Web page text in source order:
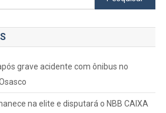
por:
grave acidente com ônibus no
na elite e disputará o NBB CAIXA